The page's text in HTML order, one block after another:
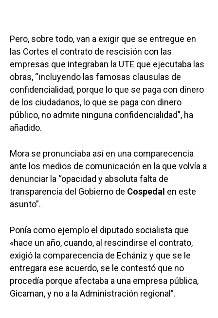
Pero, sobre todo, van a exigir que se entregue en
las Cortes el contrato de rescisión con las
empresas que integraban la UTE que ejecutaba las
obras, “incluyendo las famosas clausulas de
confidencialidad, porque lo que se paga con dinero
de los ciudadanos, lo que se paga con dinero
público, no admite ninguna confidencialidad”, ha
añadido.
Mora se pronunciaba así en una comparecencia
ante los medios de comunicación en la que volvía a
denunciar la “opacidad y absoluta falta de
transparencia del Gobierno de Cospedal en este
asunto”.
Ponía como ejemplo el diputado socialista que
«hace un año, cuando, al rescindirse el contrato,
exigió la comparecencia de Echániz y que se le
entregara ese acuerdo, se le contestó que no
procedía porque afectaba a una empresa pública,
Gicaman, y no a la Administración regional”.